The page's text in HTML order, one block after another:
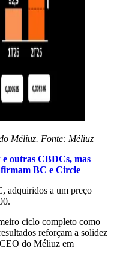
Méliuz. Fonte: Méliuz
e outras CBDCs, mas
BC e Circle
adquiridos a um preço
ciclo completo como
reforçam a solidez
do Méliuz em